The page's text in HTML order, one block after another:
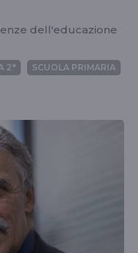
dell'educazione
2°
SCUOLA PRIMARIA